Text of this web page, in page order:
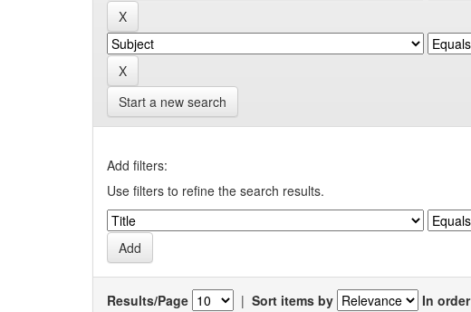
Start a new search
Add filters:
Use filters to refine the search results.
Results/Page | Sort items by In order